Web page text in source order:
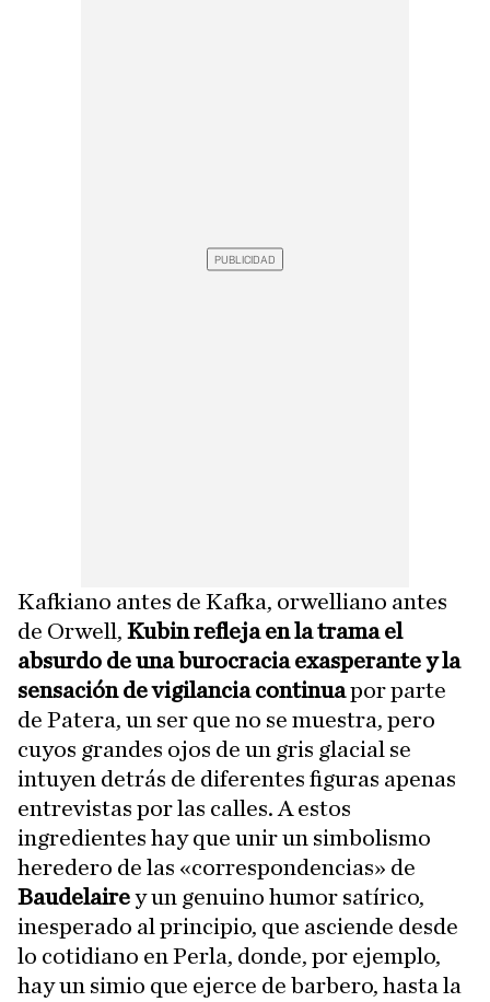
Kafkiano antes de Kafka, orwelliano antes
de Orwell, Kubin refleja en la trama el
absurdo de una burocracia exasperante y la
sensación de vigilancia continuapor parte
de Patera, un ser que no se muestra, pero
cuyos grandes ojos de un gris glacial se
intuyen detrás de diferentes figuras apenas
entrevistas por las calles. A estos
ingredientes hay que unir un simbolismo
heredero de las «correspondencias» de
Baudelairey un genuino humor satírico,
inesperado al principio, que asciende desde
lo cotidiano en Perla, donde, por ejemplo,
hay un simio que ejerce de barbero, hasta la